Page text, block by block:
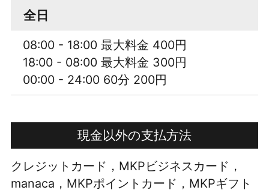
全日
08:00 - 18:00 最大料金 400円
18:00 - 08:00 最大料金 300円
00:00 - 24:00 60分 200円
現金以外の支払方法
クレジットカード，MKPビジネスカード，
manaca，MKPポイントカード，MKPギフト